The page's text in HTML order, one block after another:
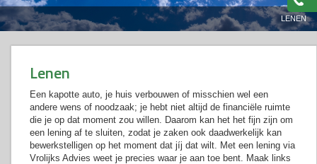
LENEN
Lenen
Een kapotte auto, je huis verbouwen of misschien wel een
andere wens of noodzaak; je hebt niet altijd de financiële ruimte
die je op dat moment zou willen. Daarom kan het het fijn zijn om
een lening af te sluiten, zodat je zaken ook daadwerkelijk kan
bewerkstelligen op het moment dat jíj dat wilt. Met een lening via
Vrolijks Advies weet je precies waar je aan toe bent. Maak links